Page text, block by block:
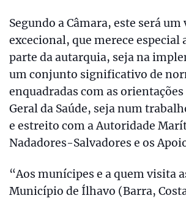
Segundo a Câmara, este será
excecional, que merece especial
parte da autarquia, seja na
um conjunto significativo de
enquadradas com as
Geral da Saúde, seja num
e estreito com a Autoridade
Nadadores-Salvadores e os
“Aos munícipes e a quem visita
Município de Ílhavo (Barra,